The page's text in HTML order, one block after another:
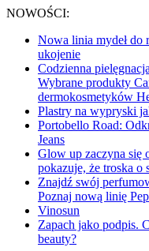
NOWOŚCI:
Nowa linia mydeł do
ukojenie
Codzienna
Wybrane produkty
dermokosmetyków
Plastry na wypryski
Portobello Road:
Jeans
Glow up zaczyna się
pokazuje, że troska o
Znajdź swój
Poznaj nową linię
Vinosun
Zapach jako podpis.
beauty?